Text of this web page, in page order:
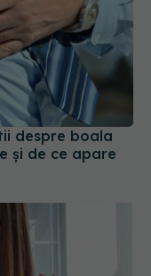
despre boala
și de ce apare